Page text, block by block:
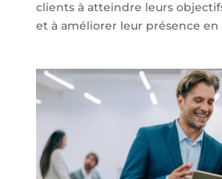
clients à atteindre leurs
et à améliorer leur présence en